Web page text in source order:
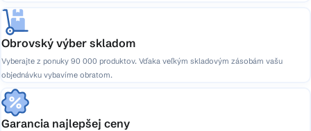
Obrovský výber skladom
Vyberajte z ponuky 90 000 produktov. Vďaka veľkým skladovým zásobám vašu
objednávku vybavíme obratom.
Garancia najlepšej ceny